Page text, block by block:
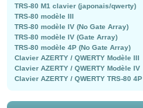
TRS-80 M1 clavier (japonais/qwerty)
TRS-80 modèle III
TRS-80 modèle IV (No Gate Array)
TRS-80 modèle IV (Gate Array)
TRS-80 modèle 4P (No Gate Array)
Clavier AZERTY / QWERTY Modèle III
Clavier AZERTY / QWERTY Modèle IV
Clavier AZERTY / QWERTY TRS-80 4P